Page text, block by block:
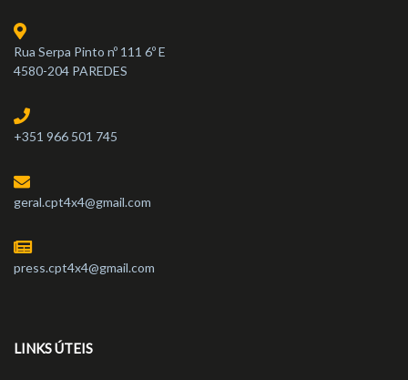
Rua Serpa Pinto nº 111 6º E
4580-204 PAREDES
+351 966 501 745
geral.cpt4x4@gmail.com
press.cpt4x4@gmail.com
LINKS ÚTEIS